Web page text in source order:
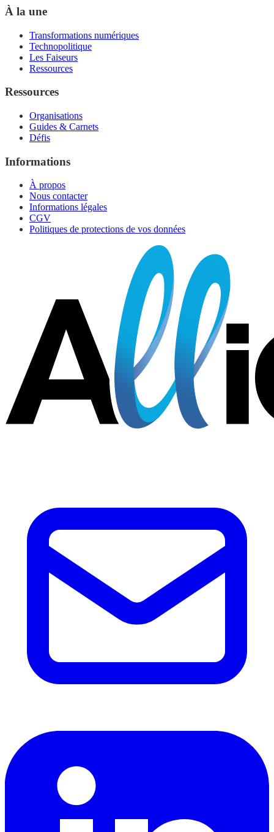
À la une
Transformations numériques
Technopolitique
Les Faiseurs
Ressources
Ressources
Organisations
Guides & Carnets
Défis
Informations
À propos
Nous contacter
Informations légales
CGV
Politiques de protections de vos données